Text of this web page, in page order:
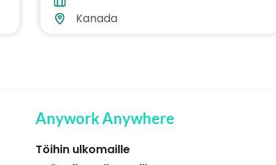
Kanada
Anywork Anywhere
Töihin ulkomaille